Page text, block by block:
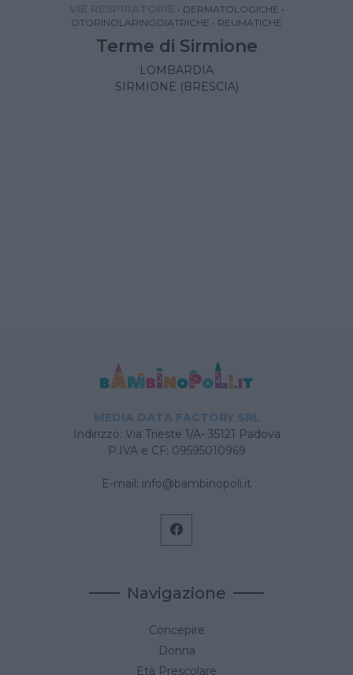
VIE RESPIRATORIE • DERMATOLOGICHE •
OTORINOLARINGOIATRICHE • REUMATICHE
Terme di Sirmione
LOMBARDIA
SIRMIONE (BRESCIA)
MEDIA DATA FACTORY SRL
Indirizzo: Via Trieste 1/A- 35121 Padova
P.IVA e CF: 09595010969
E-mail: info@bambinopoli.it
Navigazione
Concepire
Donna
Età Prescolare